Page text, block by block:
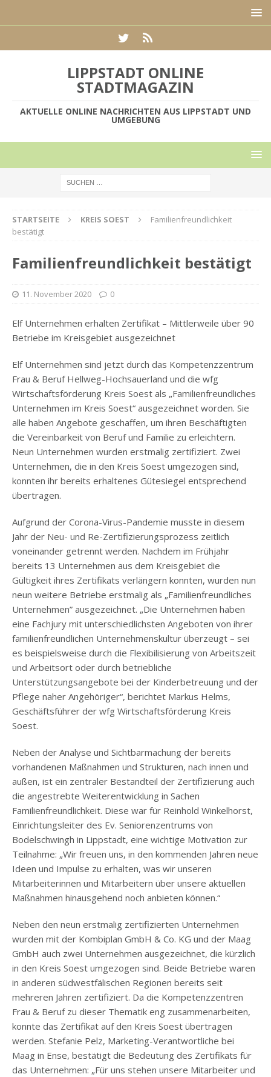
LIPPSTADT ONLINE
STADTMAGAZIN
AKTUELLE ONLINE NACHRICHTEN AUS LIPPSTADT UND
UMGEBUNG
STARTSEITE KREIS SOEST
Familienfreundlichkeit
bestätigt
Familienfreundlichkeit bestätigt
11. November 2020 0
Elf Unternehmen erhalten Zertifikat – Mittlerweile über 90
Betriebe im Kreisgebiet ausgezeichnet
Elf Unternehmen sind jetzt durch das Kompetenzzentrum
Frau & Beruf Hellweg-Hochsauerland und die wfg
Wirtschaftsförderung Kreis Soest als „Familienfreundliches
Unternehmen im Kreis Soest“ ausgezeichnet worden. Sie
alle haben Angebote geschaffen, um ihren Beschäftigten
die Vereinbarkeit von Beruf und Familie zu erleichtern.
Neun Unternehmen wurden erstmalig zertifiziert. Zwei
Unternehmen, die in den Kreis Soest umgezogen sind,
konnten ihr bereits erhaltenes Gütesiegel entsprechend
übertragen.
Aufgrund der Corona-Virus-Pandemie musste in diesem
Jahr der Neu- und Re-Zertifizierungsprozess zeitlich
voneinander getrennt werden. Nachdem im Frühjahr
bereits 13 Unternehmen aus dem Kreisgebiet die
Gültigkeit ihres Zertifikats verlängern konnten, wurden nun
neun weitere Betriebe erstmalig als „Familienfreundliches
Unternehmen” ausgezeichnet. „Die Unternehmen haben
eine Fachjury mit unterschiedlichsten Angeboten von ihrer
familienfreundlichen Unternehmenskultur überzeugt – sei
es beispielsweise durch die Flexibilisierung von Arbeitszeit
und Arbeitsort oder durch betriebliche
Unterstützungsangebote bei der Kinderbetreuung und der
Pflege naher Angehöriger“, berichtet Markus Helms,
Geschäftsführer der wfg Wirtschaftsförderung Kreis
Soest.
Neben der Analyse und Sichtbarmachung der bereits
vorhandenen Maßnahmen und Strukturen, nach innen und
außen, ist ein zentraler Bestandteil der Zertifizierung auch
die angestrebte Weiterentwicklung in Sachen
Familienfreundlichkeit. Diese war für Reinhold Winkelhorst,
Einrichtungsleiter des Ev. Seniorenzentrums von
Bodelschwingh in Lippstadt, eine wichtige Motivation zur
Teilnahme: „Wir freuen uns, in den kommenden Jahren neue
Ideen und Impulse zu erhalten, was wir unseren
Mitarbeiterinnen und Mitarbeitern über unsere aktuellen
Maßnahmen hinausgehend noch anbieten können.“
Neben den neun erstmalig zertifizierten Unternehmen
wurden mit der Kombiplan GmbH & Co. KG und der Maag
GmbH auch zwei Unternehmen ausgezeichnet, die kürzlich
in den Kreis Soest umgezogen sind. Beide Betriebe waren
in anderen südwestfälischen Regionen bereits seit
mehreren Jahren zertifiziert. Da die Kompetenzzentren
Frau & Beruf zu dieser Thematik eng zusammenarbeiten,
konnte das Zertifikat auf den Kreis Soest übertragen
werden. Stefanie Pelz, Marketing-Verantwortliche bei
Maag in Ense, bestätigt die Bedeutung des Zertifikats für
das Unternehmen: „Für uns stehen unsere Mitarbeiter und